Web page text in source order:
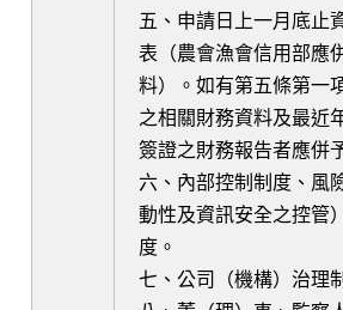
五、申請日上一月底止
表（農會漁會信用部應
料）。如有第五條第一
之相關財務資料及最近
簽證之財務報告者應併
六、內部控制制度、風
動性及資訊安全之控管
度。
七、公司（機構）治理